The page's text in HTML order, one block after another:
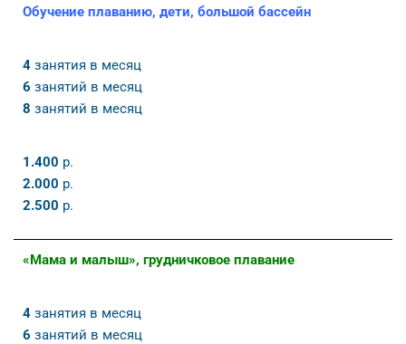
Обучение плаванию, дети, большой бассейн
4 занятия в месяц
6 занятий в месяц
8 занятий в месяц
1.400 р.
2.000 р.
2.500 р.
«Мама и малыш», грудничковое плавание
4 занятия в месяц
6 занятий в месяц